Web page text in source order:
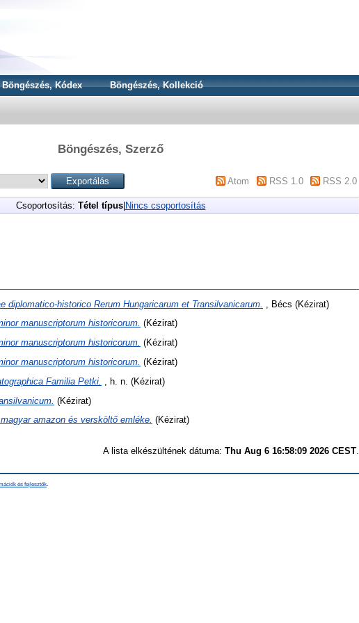
Böngészés, Kódex Böngészés, Kollekció
Böngészés, Szerző
Atom RSS 1.0 RSS 2.0
Csoportosítás: Tétel típus| Nincs csoportosítás
diplomatico-historico Rerum Hungaricarum et Transilvanicarum.
, Bécs (Kézirat)
manuscriptorum historicorum. (Kézirat)
manuscriptorum historicorum. (Kézirat)
manuscriptorum historicorum. (Kézirat)
Familia Petki.
, h. n. (Kézirat)
(Kézirat)
amazon és versköltő emléke. (Kézirat)
A lista elkészültének dátuma: Thu Aug 6 16:58:09 2026 CEST.
és fejlesztők